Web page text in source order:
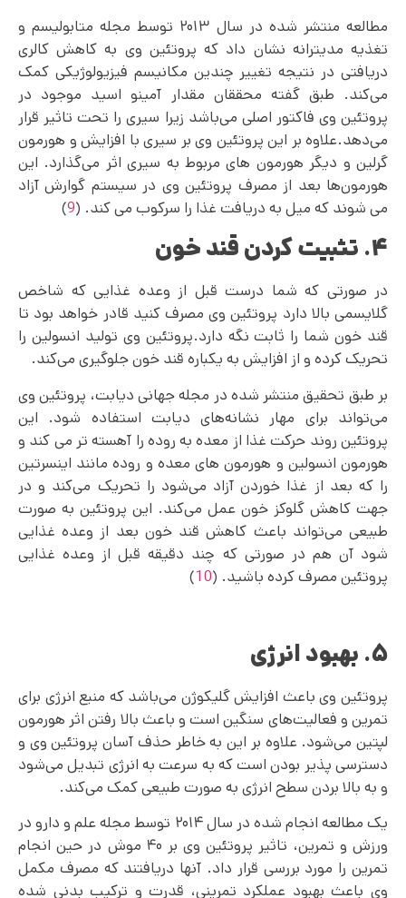
مطالعه منتشر شده در سال ۲۰۱۳ توسط مجله متابولیسم و
تغذیه مدیترانه نشان داد که پروتئین وی به کاهش کالری
دریافتی در نتیجه تغییر چندین مکانیسم فیزیولوژیکی کمک
می‌کند. طبق گفته محققان مقدار آمینو اسید موجود در
پروتئین وی فاکتور اصلی می‌باشد زیرا سیری را تحت تاثیر قرار
می‌دهد.علاوه بر این پروتئین وی بر سیری با افزایش و هورمون
گرلین و دیگر هورمون های مربوط به سیری اثر می‌گذارد. این
هورمون‌ها بعد از مصرف پروتئین وی در سیستم گوارش آزاد
می شوند که میل به دریافت غذا را سرکوب می کند. (9
)
۴. تثبیت کردن قند خون
در صورتی که شما درست قبل از وعده غذایی که شاخص
گلایسمی بالا دارد پروتئین وی مصرف کنید قادر خواهد بود تا
قند خون شما را ثابت نگه دارد.پروتئین وی تولید انسولین را
تحریک کرده و از افزایش به یکباره قند خون جلوگیری می‌کند.
بر طبق تحقیق منتشر شده در مجله جهانی دیابت، پروتئین وی
می‌تواند برای مهار نشانه‌‌های دیابت استفاده شود. این
پروتئین روند حرکت غذا از معده به روده را آهسته تر می کند و
هورمون انسولین و هورمون های معده و روده مانند اینسرتین
را که بعد از غذا خوردن آزاد می‌شود را تحریک می‌کند و در
جهت کاهش گلوکز خون عمل می‌کند. این پروتئین به صورت
طبیعی می‌تواند باعث کاهش قند خون بعد از وعده غذایی
شود آن هم در صورتی که چند دقیقه قبل از وعده غذایی
پروتئین مصرف کرده باشید. (10
)
۵. بهبود انرژی
پروتئین وی باعث افزایش گلیکوژن می‌باشد که منبع انرژی برای
تمرین و فعالیت‌های سنگین است و باعث بالا رفتن اثر هورمون
لپتین می‌شود. علاوه بر این به خاطر حذف آسان پروتئین وی و
دسترسی پذیر بودن است که به سرعت به انرژی تبدیل می‌شود
و به بالا بردن سطح انرژی به صورت طبیعی کمک می‌کند.
یک مطالعه انجام شده در سال ۲۰۱۴ توسط مجله علم و دارو در
ورزش و تمرین، تاثیر پروتئین وی بر ۴۰ موش در حین انجام
تمرین را مورد بررسی قرار داد. آنها دریافتند که مصرف مکمل
وی باعث بهبود عملکرد تمرینی، قدرت و ترکیب بدنی شده